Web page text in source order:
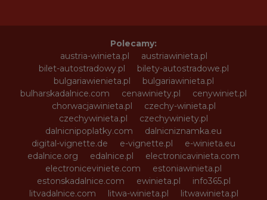
Polecamy:
austria-winieta.pl
austriawinieta.pl
bilet-autostradowy.pl
bilety-autostradowe.pl
bulgariawienieta.pl
bulgariawinieta.pl
bulharskadalnice.com
cenawiniety.pl
cenywiniet.pl
chorwacjawinieta.pl
czechy-winieta.pl
czechywinieta.pl
czechywiniety.pl
dalnicnipoplatky.com
dalnicniznamka.eu
digital-vignette.de
e-vignette.pl
e-winieta.eu
edalnice.org
edalnice.pl
electronicavinieta.com
electroniceviniete.com
estoniawinieta.pl
estonskadalnice.com
ewinieta.pl
info365.pl
litvadalnice.com
litwa-winieta.pl
litwawinieta.pl